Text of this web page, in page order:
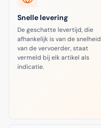
Snelle levering
De geschatte levertijd, die
afhankelijk is van de snelheid
van de vervoerder, staat
vermeld bij elk artikel als
indicatie.